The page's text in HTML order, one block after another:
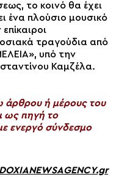
το κοινό θα έχει
ένα πλούσιο μουσικό
τραγούδια από
υπό την
Καμζέλα.
άρθρου ή μέρους του
ως πηγή το
ενεργό σύνδεσμο